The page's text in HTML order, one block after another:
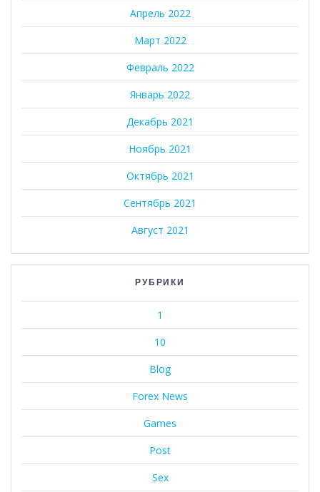
Апрель 2022
Март 2022
Февраль 2022
Январь 2022
Декабрь 2021
Ноябрь 2021
Октябрь 2021
Сентябрь 2021
Август 2021
РУБРИКИ
1
10
Blog
Forex News
Games
Post
Sex